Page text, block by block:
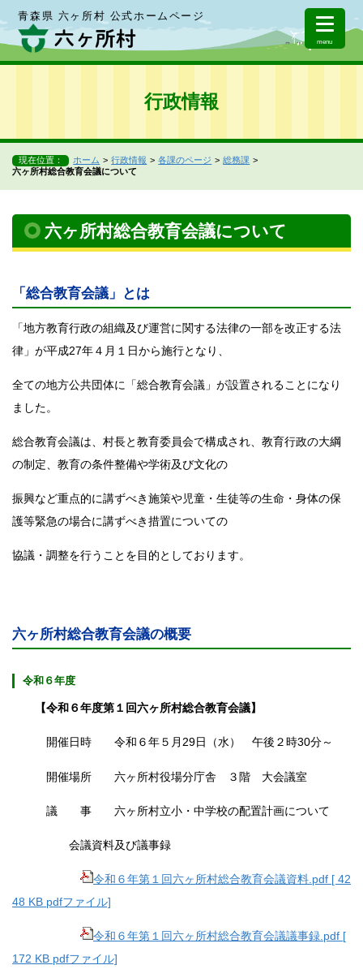
青森県 六ヶ所村 公式ホームページ
menu
行政情報
現在位置： ホーム 行政情報 各課のページ
総務課
六ヶ所村総合教育会議について
六ヶ所村総合教育会議について
「総合教育会議」とは
「地方教育行政の組織及び運営に関する法律の一部を改正する法
律」が平成27年４月１日から施行となり、
全ての地方公共団体に「総合教育会議」が設置されることになり
ました。
総合教育会議は、村長と教育委員会で構成され、教育行政の大綱
の制定、教育の条件整備や学術及び文化の
振興など重点的に講ずべき施策や児童・生徒等の生命・身体の保
護等緊急の場合に講ずべき措置についての
協議・調整を行うことを目的としております。
六ヶ所村総合教育会議の概要
令和６年度
【令和６年度第１回六ヶ所村総合教育会議】
開催日時 令和６年５月29日（水） 午後２時30分～
開催場所 六ヶ所村役場分庁舎 ３階 大会議室
議 事 六ヶ所村立小・中学校の配置計画について
会議資料及び議事録
令和６年第１回六ヶ所村総合教育会議資料.pdf [ 42
48 KB pdfファイル]
令和６年第１回六ヶ所村総合教育会議議事録.pdf [
172 KB pdfファイル]